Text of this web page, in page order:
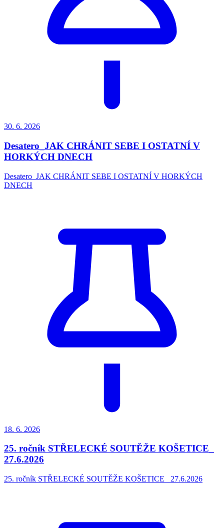
30. 6. 2026
Desatero_JAK CHRÁNIT SEBE I OSTATNÍ V
HORKÝCH DNECH
Desatero_JAK CHRÁNIT SEBE I OSTATNÍ V HORKÝCH
DNECH
18. 6. 2026
25. ročník STŘELECKÉ SOUTĚŽE KOŠETICE_
27.6.2026
25. ročník STŘELECKÉ SOUTĚŽE KOŠETICE_ 27.6.2026